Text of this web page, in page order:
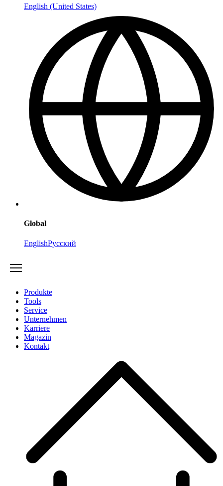
English (United States)
Global
EnglishРусский
Produkte
Tools
Service
Unternehmen
Karriere
Magazin
Kontakt